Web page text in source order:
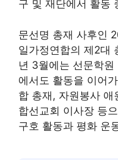
구 및 재단에서 활동
문선명 총재 사후인
일가정연합의 제2대
년 3월에는 선문학
에서도 활동을 이어
합 총재, 자원봉사 애
합선교회 이사장 등
구호 활동과 평화 운